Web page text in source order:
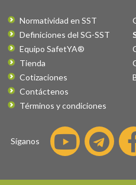
Normatividad en SST
Definiciones del SG-SST
Equipo SafetYA®
Tienda
Cotizaciones
Contáctenos
Términos y condiciones
Síganos